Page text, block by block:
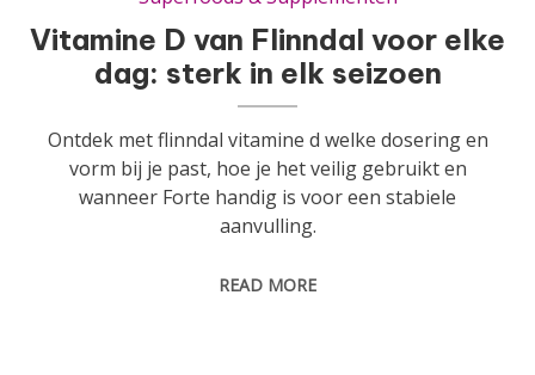
Vitamine D van Flinndal voor elke
dag: sterk in elk seizoen
Ontdek met flinndal vitamine d welke dosering en
vorm bij je past, hoe je het veilig gebruikt en
wanneer Forte handig is voor een stabiele
aanvulling.
READ MORE